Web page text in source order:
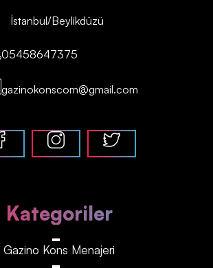
İstanbul/Beylikdüzü
05458647375
gazinokonscom@gmail.com
Kategoriler
Gazino Kons Menajeri